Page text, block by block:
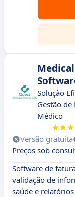
Solução
Gestão
Médico
Versão gratuita
Preços sob
Software de
validação de
saúde e